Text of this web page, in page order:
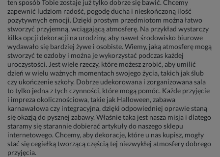
ten sposób Tobie zostaje już tylko dobrze się bawić. Chcemy
zapewnić ludziom radość, pogodę ducha i nieskończoną ilość
pozytywnych emocji. Dzięki prostym przedmiotom można łatwo
stworzyć przyjemną, wciągającą atmosferę. Na przykład wystarczy
kilka opcji dekoracji na urodziny, aby nawet środowisko biurowe
wydawało się bardziej żywe i osobiste. Wiemy, jaką atmosferę mogą
stworzyć te ozdoby i można je wykorzystać podczas każdej
uroczystości. Jest wiele rzeczy, które możesz zrobić, aby umilić
dzień w wielu ważnych momentach swojego życia, takich jak ślub
czy ukończenie szkoły. Dobrze udekorowana i zorganizowana sala
to tylko jedna z tych czynności, które mogą pomóc. Każde przyjęcie
i impreza okolicznościowa, takie jak Halloween, zabawa
karnawałowa czy integracyjna, dzięki odpowiedniej oprawie staną
się okazją do pysznej zabawy. Właśnie taka jest nasza misja i dlatego
staramy się starannie dobierać artykuły do naszego sklepu
internetowego. Chcemy, aby dekoracje, które u nas kupisz, mogły
stać się cegiełką tworzącą częścią tej niezwykłej atmosfery dobrego
przyjęcia.